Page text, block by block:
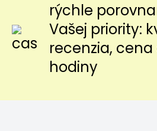
rýchle
Vašej priority:
recenzia,
hodiny